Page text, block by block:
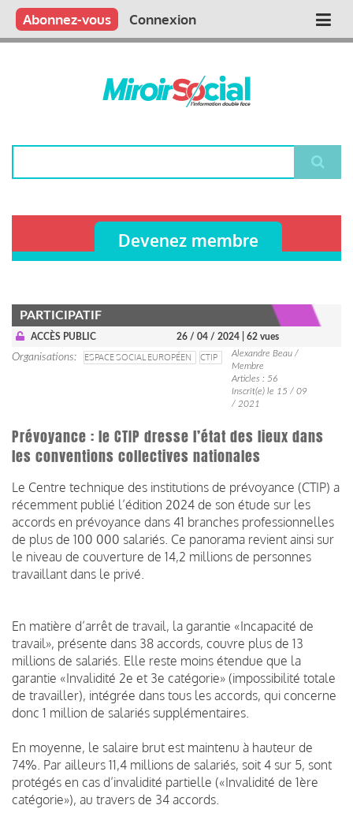
Aller
contenu
Main
Qui sommes nous ?
Vous publiez
Nous publions
Contactez-nous
Abonnez-vous Connexion
Devenez membre
PARTICIPATIF
ACCÈS PUBLIC 26 / 04 / 2024 | 62 vues
Organisations ESPACE SOCIAL EUROPÉEN CTIP
Alexandre Beau /
Membre
Articles : 56
Inscrit(e) le 15 / 09
/ 2021
Prévoyance : le CTIP dresse l’état des lieux dans
les conventions collectives nationales
Le Centre technique des institutions de prévoyance (CTIP) a
récemment publié l’édition 2024 de son étude sur les
accords en prévoyance dans 41 branches professionnelles
de plus de 100 000 salariés. Ce panorama revient ainsi sur
le niveau de couverture de 14,2 millions de personnes
travaillant dans le privé.
En matière d’arrêt de travail, la garantie «Incapacité de
travail», présente dans 38 accords, couvre plus de 13
millions de salariés. Elle reste moins étendue que la
garantie «Invalidité 2e et 3e catégorie» (impossibilité totale
de travailler), intégrée dans tous les accords, qui concerne
donc 1 million de salariés supplémentaires.
En moyenne, le salaire brut est maintenu à hauteur de
74%. Par ailleurs 11,4 millions de salariés, soit 4 sur 5, sont
protégés en cas d’invalidité partielle («Invalidité de 1ère
catégorie»), au travers de 34 accords.